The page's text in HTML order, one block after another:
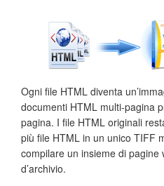
Ogni file HTML diventa
documenti HTML multi-pagina
pagina. I file HTML originali
più file HTML in un unico TIFF
compilare un insieme di pagine
d’archivio.